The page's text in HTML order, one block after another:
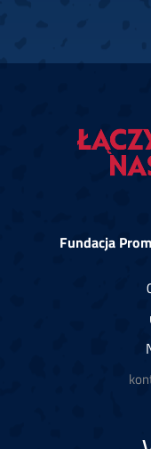
Fundacja